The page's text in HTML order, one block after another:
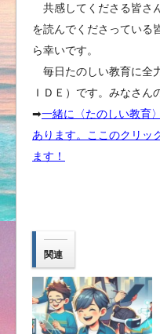
共感してくださる皆さ
を読んでくださっている
ら幸いです。
毎日たのしい教育に全
ＩＤＥ）です。みなさ
➡︎一緒に〈たのしい教育
あります。ここのクリッ
ます！
関連